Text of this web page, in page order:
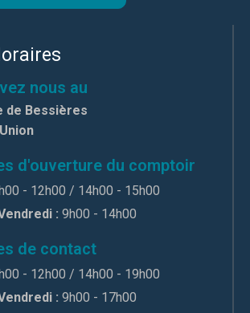
nous au
de Bessières
d'ouverture du comptoir
- 12h00 / 14h00 - 15h00
: 9h00 - 14h00
de contact
- 12h00 / 14h00 - 19h00
: 9h00 - 17h00